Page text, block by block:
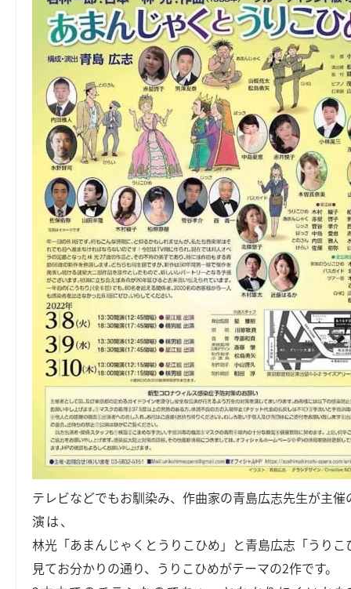
テレビなどでもお馴染み、作曲家の青島広志先生が主催
演は、
林光「あまんじゃくとうりこひめ」と青島広志「うり
見てお分かりの通り、うりこひめがテーマの2作です。